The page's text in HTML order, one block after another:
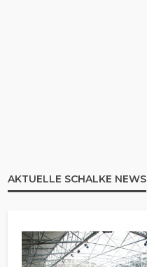
AKTUELLE SCHALKE NEWS